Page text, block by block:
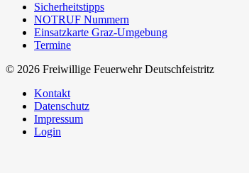
Sicherheitstipps
NOTRUF Nummern
Einsatzkarte Graz-Umgebung
Termine
© 2026 Freiwillige Feuerwehr Deutschfeistritz
Kontakt
Datenschutz
Impressum
Login